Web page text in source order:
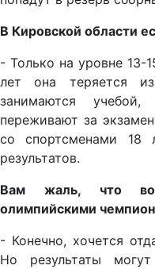
В Кировской области
- Только на уровне 13-
лет она теряется
занимаются учебой,
переживают за
со спортсменами 18
результатов.
Вам жаль, что
олимпийскими
- Конечно, хочется
Но результаты